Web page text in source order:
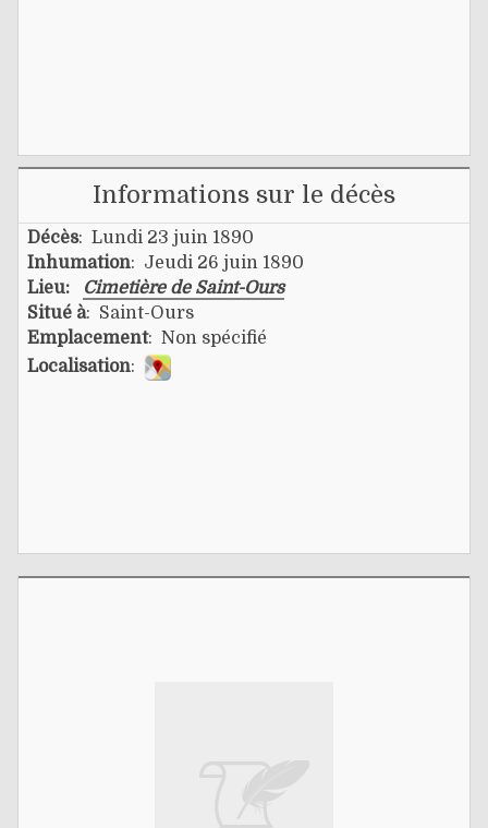
Informations sur le décès
Décès: Lundi 23 juin 1890
Inhumation: Jeudi 26 juin 1890
Lieu:
Cimetière de Saint-Ours
Situé à: Saint-Ours
Emplacement: Non spécifié
Localisation: